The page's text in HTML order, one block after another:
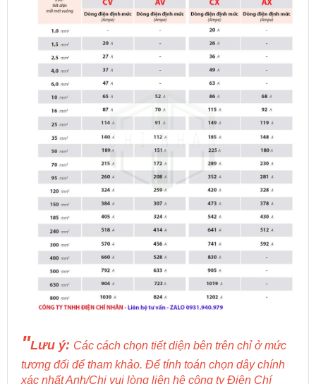
"Lưu ý: Các cách chọn tiết diện bên trên chỉ ở mức
tương đối để tham khảo. Để tính toán chọn dây chính
xác nhất Anh/Chị vui lòng liên hệ công ty Điện Chí